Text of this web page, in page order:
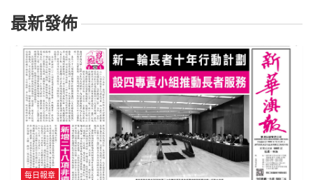
最新發佈
每日報章